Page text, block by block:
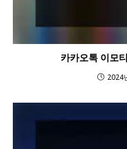
카카오톡 이모
2024